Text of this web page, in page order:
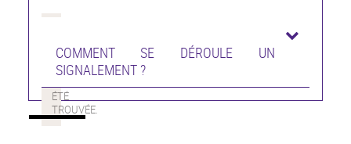
COMMENT SE DÉROULE UN
SIGNALEMENT ?